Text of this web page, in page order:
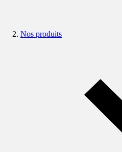
Nos produits